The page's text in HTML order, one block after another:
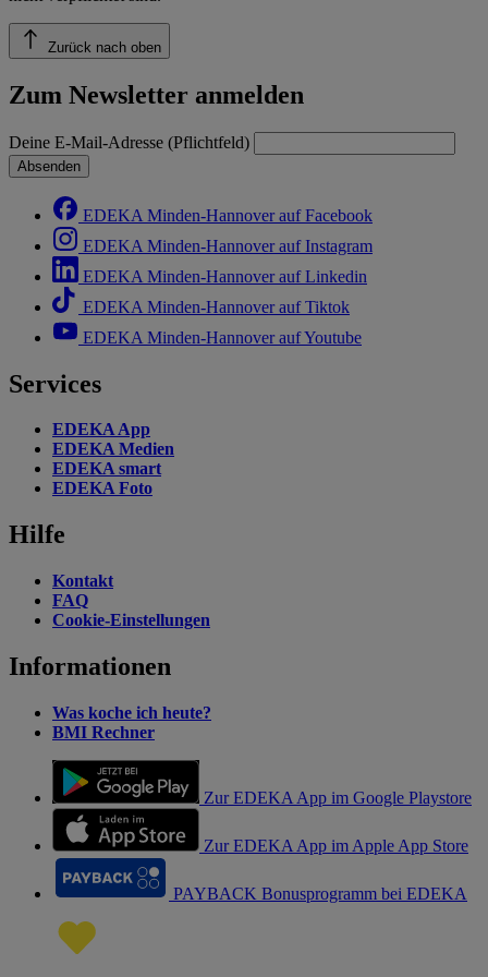
Zurück nach oben
Zum Newsletter anmelden
Deine E-Mail-Adresse (Pflichtfeld)
Absenden
EDEKA Minden-Hannover auf Facebook
EDEKA Minden-Hannover auf Instagram
EDEKA Minden-Hannover auf Linkedin
EDEKA Minden-Hannover auf Tiktok
EDEKA Minden-Hannover auf Youtube
Services
EDEKA App
EDEKA Medien
EDEKA smart
EDEKA Foto
Hilfe
Kontakt
FAQ
Cookie-Einstellungen
Informationen
Was koche ich heute?
BMI Rechner
Zur EDEKA App im Google Playstore
Zur EDEKA App im Apple App Store
PAYBACK Bonusprogramm bei EDEKA